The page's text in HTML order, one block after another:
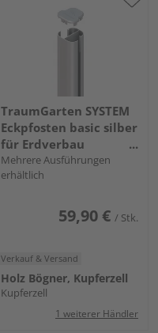
TraumGarten SYSTEM
Eckpfosten basic silber
für Erdverbau
240x7x7cm
Mehrere Ausführungen
erhältlich
59,90 € / Stk.
Verkauf & Versand
Holz Bögner, Kupferzell
Kupferzell
1 weiterer Händler